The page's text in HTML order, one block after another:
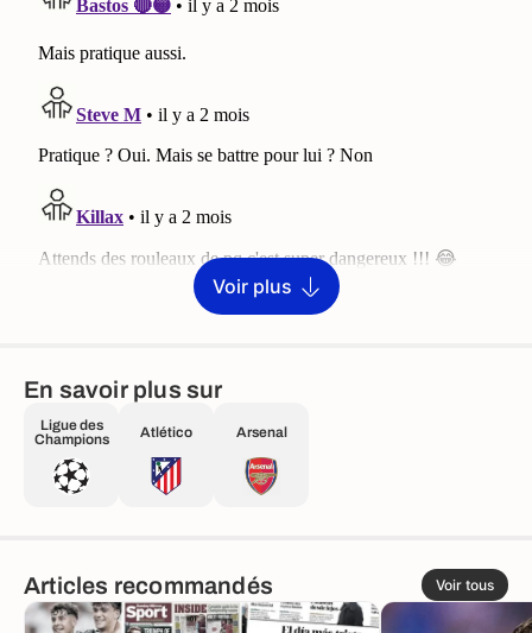
Voir plus
En savoir plus sur
Ligue des
Champions
Atlético Arsenal
Articles recommandés Voir tous